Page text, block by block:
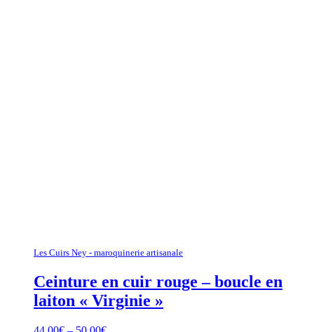
Les Cuirs Ney - maroquinerie artisanale
Ceinture en cuir rouge – boucle en
laiton « Virginie »